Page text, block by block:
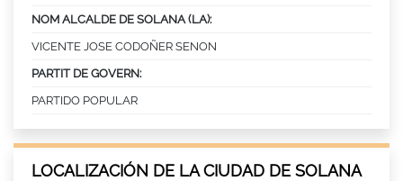
NOM ALCALDE DE SOLANA (LA):
VICENTE JOSE CODOÑER SENON
PARTIT DE GOVERN:
PARTIDO POPULAR
LOCALIZACIÓN DE LA CIUDAD DE SOLANA